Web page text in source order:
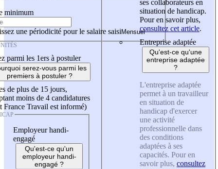
minimum
une périodicité pour le salaire saisi
parmi les 1ers à postuler
serez-vous parmi les
premiers à postuler ?
de plus de 15 jours,
moins de 4 candidatures
France Travail est informé)
Employeur handi-
engagé
Qu'est-ce qu'un
employeur handi-
engagé ?
ses collaborateurs en
situation de handicap.
Pour en savoir plus,
consultez cet article.
Entreprise adaptée
Qu'est-ce qu'une
entreprise adaptée
?
L'entreprise adaptée
permet à un travailleur
en situation de
handicap d'exercer
une activité
professionnelle dans
des conditions
adaptées à ses
capacités. Pour en
savoir plus, consultez